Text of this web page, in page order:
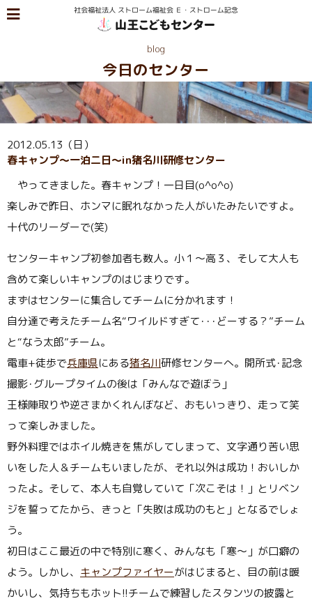
blog
今日のセンター
2012.05.13（日）
春キャンプ〜一泊二日〜in猪名川研修センター
やってきました。春キャンプ！一日目(o^o^o)
楽しみで昨日、ホンマに眠れなかった人がいたみたいですよ。
十代のリーダーで(笑)
センターキャンプ初参加者も数人。小１〜高３、そして大人も
含めて楽しいキャンプのはじまりです。
まずはセンターに集合してチームに分かれます！
自分達で考えたチーム名“ワイルドすぎて･･･どーする？”チーム
と“なう太郎”チーム。
電車+徒歩で兵庫県にある猪名川研修センターへ。開所式･記念
撮影･グループタイムの後は「みんなで遊ぼう」
王様陣取りや逆さまかくれんぼなど、おもいっきり、走って笑
って楽しみました。
野外料理ではホイル焼きを焦がしてしまって、文字通り苦い思
いをした人＆チームもいましたが、それ以外は成功！おいしか
ったよ。そして、本人も自覚していて「次こそは！」とリベン
ジを誓ってたから、きっと「失敗は成功のもと」となるでしょ
う。
初日はここ最近の中で特別に寒く、みんなも「寒〜」が口癖の
よう。しかし、 キャンプファイヤーがはじまると、目の前は暖
かいし、気持ちもホット!!チームで練習したスタンツの披露と